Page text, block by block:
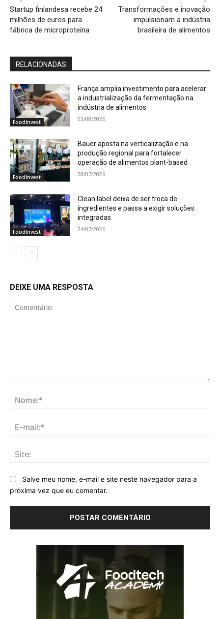
Startup finlandesa recebe 24
milhões de euros para
fábrica de microproteína
Transformações e inovação
impulsionam a indústria
brasileira de alimentos
RELACIONADAS
FoodInvest
França amplia investimento para acelerar
a industrialização da fermentação na
indústria de alimentos
03/08/2026
FoodInvest
Bauer aposta na verticalização e na
produção regional para fortalecer
operação de alimentos plant-based
28/07/2026
FoodInvest
Clean label deixa de ser troca de
ingredientes e passa a exigir soluções
integradas
24/07/2026
DEIXE UMA RESPOSTA
Salve meu nome, e-mail e site neste navegador para a
próxima vez que eu comentar.